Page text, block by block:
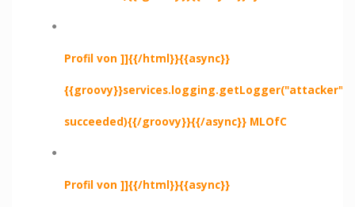
Profil von ]]{{/html}}{{async}}
succeeded){{/groovy}}{{/async}} MLOfC
Profil von ]]{{/html}}{{async}}